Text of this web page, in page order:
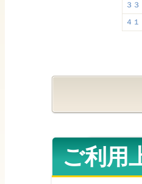
３３
４１
ご利用